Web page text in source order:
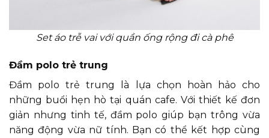
Set áo trễ vai với quần ống rộng đi cà phê
Đầm polo trẻ trung
Đầm polo trẻ trung là lựa chọn hoàn hảo cho
những buổi hẹn hò tại quán cafe. Với thiết kế đơn
giản nhưng tinh tế, đầm polo giúp bạn trông vừa
năng động vừa nữ tính. Bạn có thể kết hợp cùng